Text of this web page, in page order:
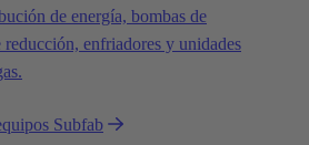
de energía, bombas de
reducción, enfriadores y unidades
Subfab